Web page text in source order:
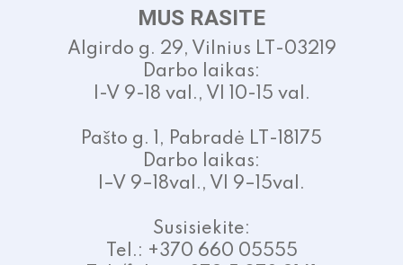
MUS RASITE
Algirdo g. 29, Vilnius LT-03219
Darbo laikas:
I-V 9-18 val., VI 10-15 val.
Pašto g. 1, Pabradė LT-18175
Darbo laikas:
I–V 9–18val., VI 9–15val.
Susisiekite:
Tel.: +370 660 05555